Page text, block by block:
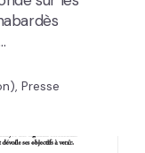
, Presse